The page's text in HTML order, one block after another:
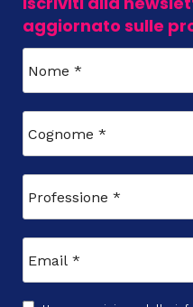
aggiornato sulle